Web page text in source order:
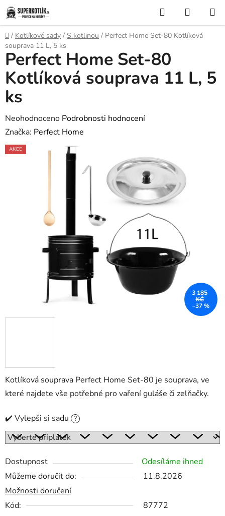
Přejít
na
obsah
Hledat
KOŠÍK
Domů
/ Kotlíkové sady / S kotlinou / Perfect Home Set-80 Kotlíková
souprava 11 L, 5 ks
Kotlíková souprava Perfect Home Set-80 je souprava, ve
které najdete vše potřebné pro vaření guláše či zelňačky.
✔️ Vylepši si sadu ?
Dostupnost
Odesíláme ihned
Můžeme doručit do:
11.8.2026
Možnosti doručení
Kód:
87772
Perfect Home Set-80
Kotlíková souprava 11 L, 5
ks
Průměrné
hodnocení
produktu
Neohodnoceno Podrobnosti hodnocení
Značka: Perfect Home
AKCE
3 185
KČ
–37 %